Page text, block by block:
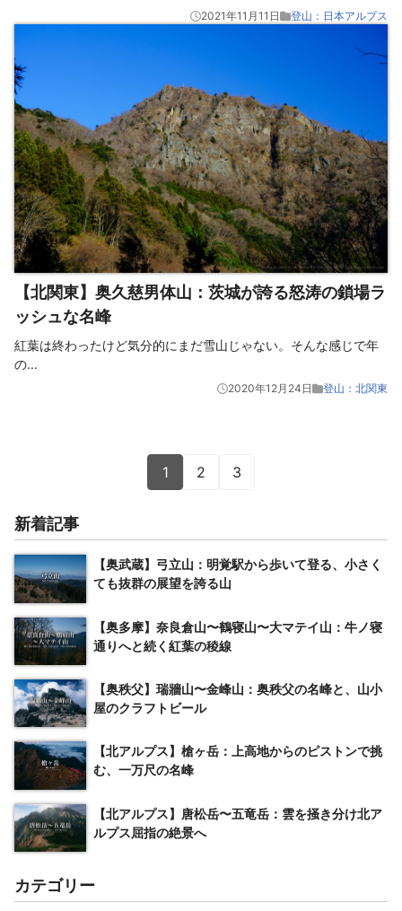
2021年11月11日 登山：日本アルプス
【北関東】奥久慈男体山：茨城が誇る怒涛の鎖場ラ
ッシュな名峰
紅葉は終わったけど気分的にまだ雪山じゃない。そんな感じで年
の...
2020年12月24日 登山：北関東
1 2 3
新着記事
【奥武蔵】弓立山：明覚駅から歩いて登る、小さく
ても抜群の展望を誇る山
【奥多摩】奈良倉山〜鶴寝山〜大マテイ山：牛ノ寝
通りへと続く紅葉の稜線
【奥秩父】瑞牆山〜金峰山：奥秩父の名峰と、山小
屋のクラフトビール
【北アルプス】槍ヶ岳：上高地からのピストンで挑
む、一万尺の名峰
【北アルプス】唐松岳〜五竜岳：雲を掻き分け北ア
ルプス屈指の絶景へ
カテゴリー